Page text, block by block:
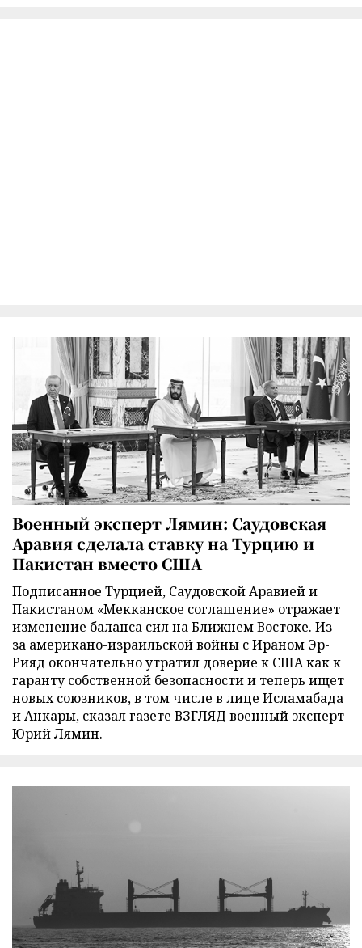
Военный эксперт Лямин: Саудовская
Аравия сделала ставку на Турцию и
Пакистан вместо США
Подписанное Турцией, Саудовской Аравией и
Пакистаном «Мекканское соглашение» отражает
изменение баланса сил на Ближнем Востоке. Из-
за американо-израильской войны с Ираном Эр-
Рияд окончательно утратил доверие к США как к
гаранту собственной безопасности и теперь ищет
новых союзников, в том числе в лице Исламабада
и Анкары, сказал газете ВЗГЛЯД военный эксперт
Юрий Лямин.